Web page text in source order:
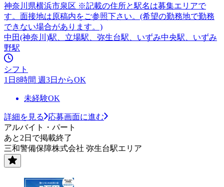
神奈川県横浜市泉区 ※記載の住所と駅名は募集エリアで
す。面接地は原稿内をご参照下さい。(希望の勤務地で勤務
できない場合があります。)
中田(神奈川)駅、立場駅、弥生台駅、いずみ中央駅、いずみ
野駅
シフト
1日8時間 週3日からOK
未経験OK
詳細を見る
応募画面に進む
アルバイト・パート
あと2日で掲載終了
三和警備保障株式会社 弥生台駅エリア